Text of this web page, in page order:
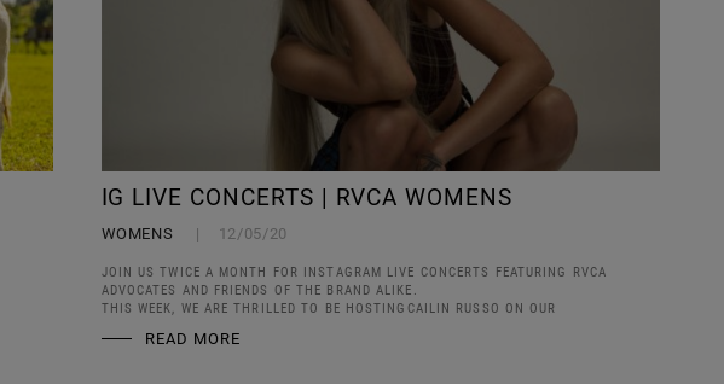
IG LIVE CONCERTS | RVCA WOMENS
WOMENS 12/05/20
JOIN US TWICE A MONTH FOR INSTAGRAM LIVE CONCERTS FEATURING RVCA
ADVOCATES AND FRIENDS OF THE BRAND ALIKE.
THIS WEEK, WE ARE THRILLED TO BE HOSTINGCAILIN RUSSO ON OUR
READ MORE